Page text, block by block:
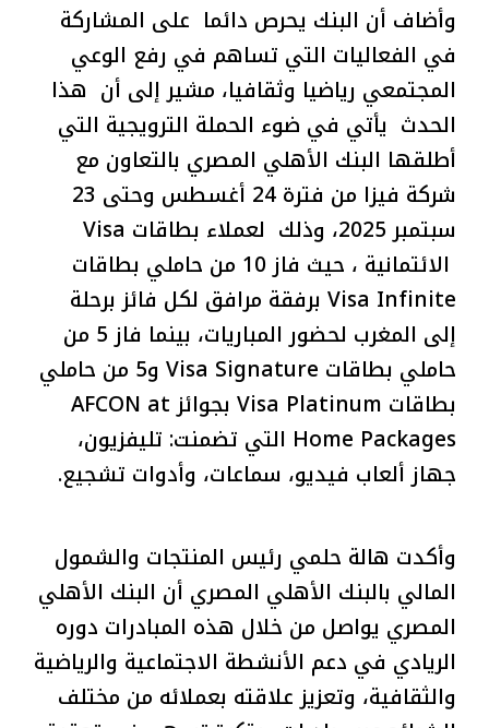
وأضاف أن البنك يحرص دائما على المشاركة
في الفعاليات التي تساهم في رفع الوعي
المجتمعي رياضيا وثقافيا، مشير إلى أن هذا
الحدث يأتي في ضوء الحملة الترويجية التي
أطلقها البنك الأهلي المصري بالتعاون مع
شركة فيزا من فترة 24 أغسطس وحتى 23
سبتمبر 2025، وذلك لعملاء بطاقات Visa
الائتمانية ، حيث فاز 10 من حاملي بطاقات
Visa Infinite برفقة مرافق لكل فائز برحلة
إلى المغرب لحضور المباريات، بينما فاز 5 من
حاملي بطاقات Visa Signature و5 من حاملي
بطاقات Visa Platinum بجوائز AFCON at
Home Packages التي تضمنت: تليفزيون،
جهاز ألعاب فيديو، سماعات، وأدوات تشجيع.
وأكدت هالة حلمي رئيس المنتجات والشمول
المالي بالبنك الأهلي المصري أن البنك الأهلي
المصري يواصل من خلال هذه المبادرات دوره
الريادي في دعم الأنشطة الاجتماعية والرياضية
والثقافية، وتعزيز علاقته بعملائه من مختلف